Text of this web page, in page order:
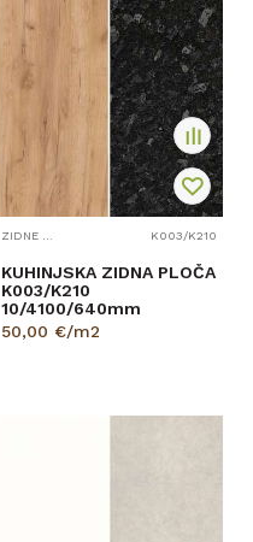
K003/K210
KUHINJSKA ZIDNA PLOČA
K003/K210
10/4100/640mm
50,00 €/m2